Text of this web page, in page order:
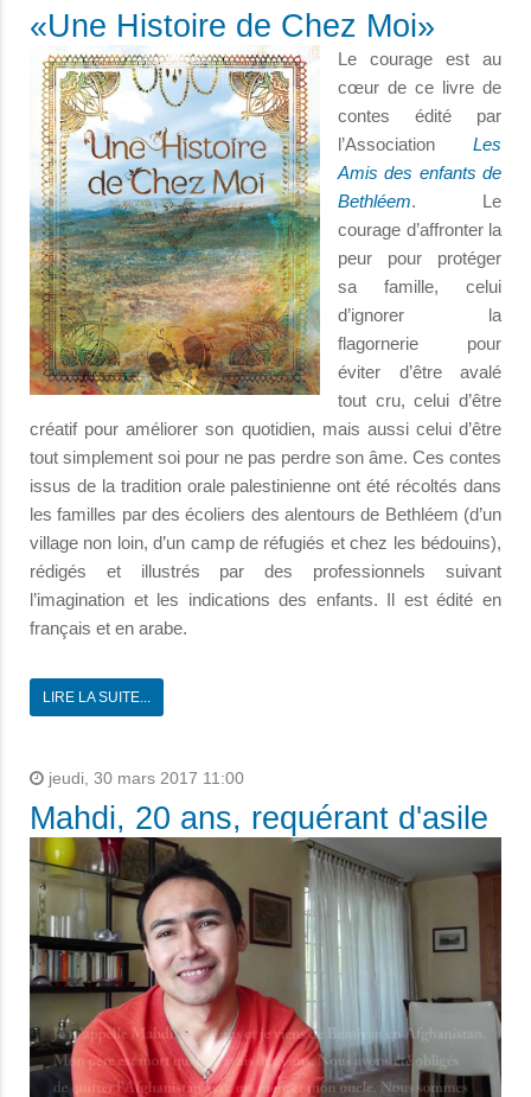
«Une Histoire de Chez Moi»
Le courage est au
cœur de ce livre de
contes édité par
l’Association Les
Amis des enfants de
Bethléem. Le
courage d’affronter la
peur pour protéger
sa famille, celui
d’ignorer la
flagornerie pour
éviter d’être avalé
tout cru, celui d’être
créatif pour améliorer son quotidien, mais aussi celui d’être
tout simplement soi pour ne pas perdre son âme. Ces contes
issus de la tradition orale palestinienne ont été récoltés dans
les familles par des écoliers des alentours de Bethléem (d’un
village non loin, d’un camp de réfugiés et chez les bédouins),
rédigés et illustrés par des professionnels suivant
l’imagination et les indications des enfants. Il est édité en
français et en arabe.
LIRE LA SUITE...
jeudi, 30 mars 2017 11:00
Mahdi, 20 ans, requérant d'asile